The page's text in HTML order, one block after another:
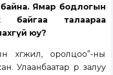
Ямар бодлогын
байгаа талаараа
юу?
хөгжил, оролцоо”-ны
Улаанбаатар өөрөө залуу